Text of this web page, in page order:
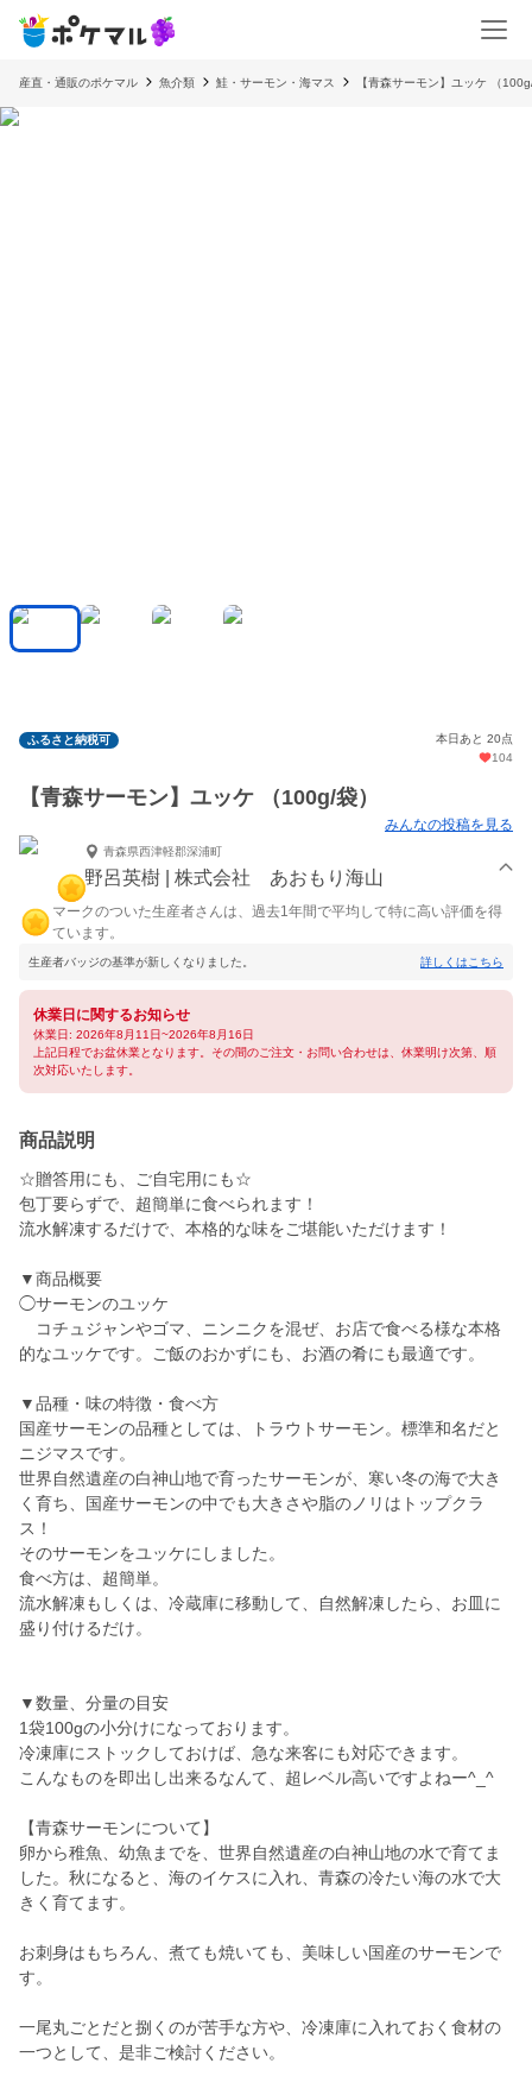
産直・通販のポケマル 魚介類 鮭・サーモン・海マス 【青森サーモン】ユッケ （
ふるさと納税可
本日あと 20点
104
【青森サーモン】ユッケ （100g/袋）
みんなの投稿を見る
青森県西津軽郡深浦町
野呂英樹 | 株式会社 あおもり海山
マークのついた生産者さんは、過去1年間で平均して特に高い評価を得
ています。
生産者バッジの基準が新しくなりました。 詳しくはこちら
休業日に関するお知らせ
休業日: 2026年8月11日~2026年8月16日
上記日程でお盆休業となります。その間のご注文・お問い合わせは、休業明け次第、順
次対応いたします。
商品説明
☆贈答用にも、ご自宅用にも☆
包丁要らずで、超簡単に食べられます！
流水解凍するだけで、本格的な味をご堪能いただけます！
▼商品概要
◯サーモンのユッケ
コチュジャンやゴマ、ニンニクを混ぜ、お店で食べる様な本格
的なユッケです。ご飯のおかずにも、お酒の肴にも最適です。
▼品種・味の特徴・食べ方
国産サーモンの品種としては、トラウトサーモン。標準和名だと
ニジマスです。
世界自然遺産の白神山地で育ったサーモンが、寒い冬の海で大き
く育ち、国産サーモンの中でも大きさや脂のノリはトップクラ
ス！
そのサーモンをユッケにしました。
食べ方は、超簡単。
流水解凍もしくは、冷蔵庫に移動して、自然解凍したら、お皿に
盛り付けるだけ。
▼数量、分量の目安
1袋100gの小分けになっております。
冷凍庫にストックしておけば、急な来客にも対応できます。
こんなものを即出し出来るなんて、超レベル高いですよねー^_^
【青森サーモンについて】
卵から稚魚、幼魚までを、世界自然遺産の白神山地の水で育てま
した。秋になると、海のイケスに入れ、青森の冷たい海の水で大
きく育てます。
お刺身はもちろん、煮ても焼いても、美味しい国産のサーモンで
す。
一尾丸ごとだと捌くのが苦手な方や、冷凍庫に入れておく食材の